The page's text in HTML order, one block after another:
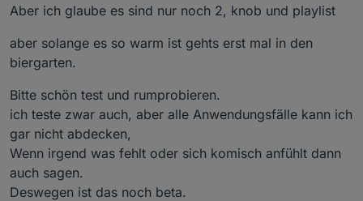
Aber ich glaube es sind nur noch 2, knob und playlist
aber solange es so warm ist gehts erst mal in den
biergarten.
Bitte schön test und rumprobieren.
ich teste zwar auch, aber alle Anwendungsfälle kann ich
gar nicht abdecken,
Wenn irgend was fehlt oder sich komisch anfühlt dann
auch sagen.
Deswegen ist das noch beta.